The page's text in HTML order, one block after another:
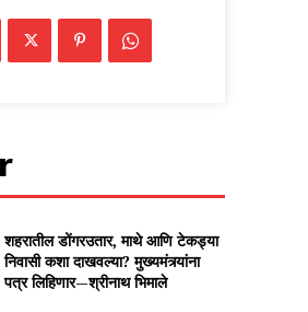
शहरातील डोंगरउतार, माथे आणि टेकड्या
निवासी कशा दाखवल्या? मुख्यमंत्र्यांना
पत्र लिहिणार—श्रीनाथ भिमाले